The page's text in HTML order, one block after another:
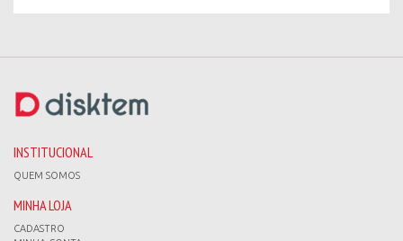
INSTITUCIONAL
QUEM SOMOS
MINHA LOJA
CADASTRO